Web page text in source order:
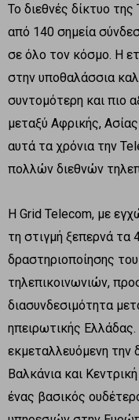
Το διεθνές δίκτυο
από 140 σημεία
σε όλο τον κόσμο. Η
στην υποθαλάσσια
συντομότερη και πιο
μεταξύ Αφρικής,
αυτά τα χρόνια την
πολλών διεθνών
Η Grid Telecom, με
τη στιγμή ξεπερνά τα
δραστηριοποίησης
τηλεπικοινωνιών,
διασυνδεσιμότητα
ηπειρωτικής
εκμεταλλευόμενη την
Βαλκάνια και
ένας βασικός